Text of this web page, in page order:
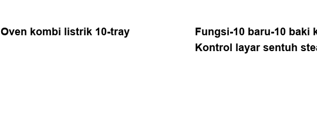
Oven kombi listrik 10-tray
Fungsi-10 baru-10 baki
Kontrol layar sentuh